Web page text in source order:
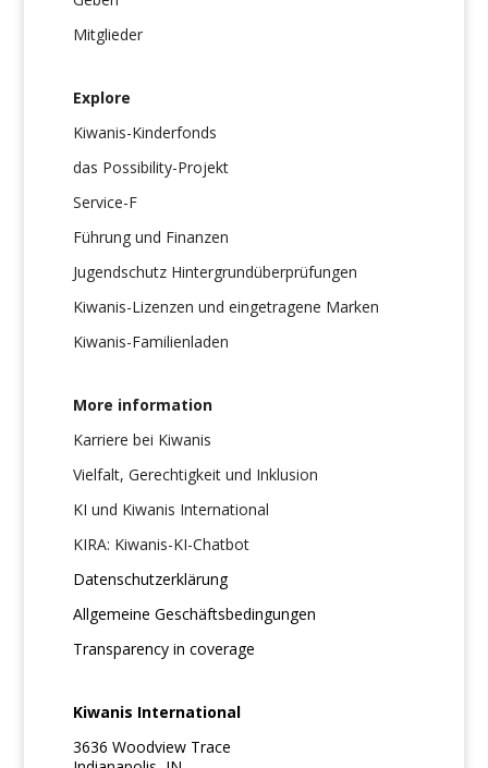
Mitglieder
Explore
Kiwanis-Kinderfonds
das Possibility-Projekt
Service-F
Führung und Finanzen
Jugendschutz Hintergrundüberprüfungen
Kiwanis-Lizenzen und eingetragene Marken
Kiwanis-Familienladen
More information
Karriere bei Kiwanis
Vielfalt, Gerechtigkeit und Inklusion
KI und Kiwanis International
KIRA: Kiwanis-KI-Chatbot
Datenschutzerklärung
Allgemeine Geschäftsbedingungen
Transparency in coverage
Kiwanis International
3636 Woodview Trace